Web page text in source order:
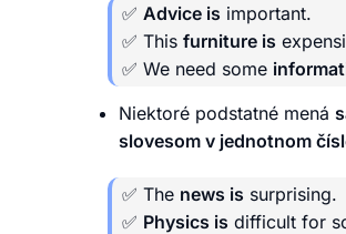
✅ Advice is important.
✅ This furniture is
✅ We need some
Niektoré podstatné mená
slovesom v jednotnom
✅ The news is surprising.
✅ Physics is difficult for